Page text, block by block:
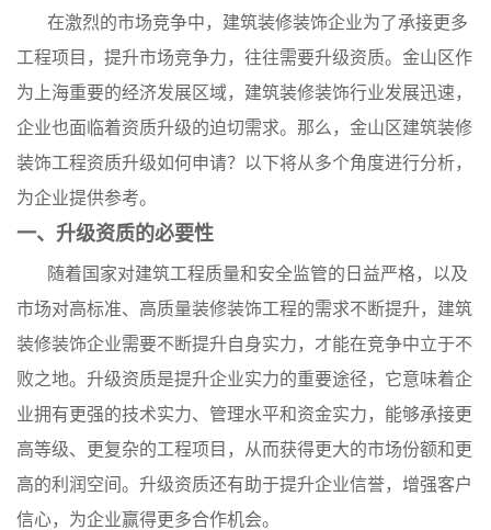
在激烈的市场竞争中，建筑装修装饰企业为了承接更多
工程项目，提升市场竞争力，往往需要升级资质。金山区作
为上海重要的经济发展区域，建筑装修装饰行业发展迅速，
企业也面临着资质升级的迫切需求。那么，金山区建筑装修
装饰工程资质升级如何申请？以下将从多个角度进行分析，
为企业提供参考。
一、升级资质的必要性
随着国家对建筑工程质量和安全监管的日益严格，以及
市场对高标准、高质量装修装饰工程的需求不断提升，建筑
装修装饰企业需要不断提升自身实力，才能在竞争中立于不
败之地。升级资质是提升企业实力的重要途径，它意味着企
业拥有更强的技术实力、管理水平和资金实力，能够承接更
高等级、更复杂的工程项目，从而获得更大的市场份额和更
高的利润空间。升级资质还有助于提升企业信誉，增强客户
信心，为企业赢得更多合作机会。